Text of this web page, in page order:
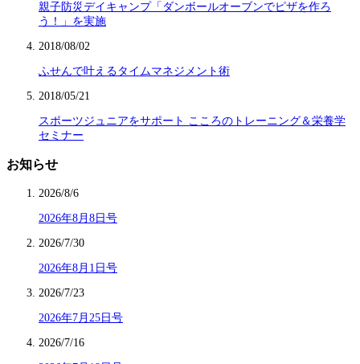
親子防災デイキャンプ「ダンボールオーブンでピザを作ろ
う！」を実施
2018/08/02
ふせんで叶えるタイムマネジメント術
2018/05/21
スポーツジュニアをサポート こころのトレーニング＆栄養学
セミナー
お知らせ
2026/8/6
2026年8月8日号
2026/7/30
2026年8月1日号
2026/7/23
2026年7月25日号
2026/7/16